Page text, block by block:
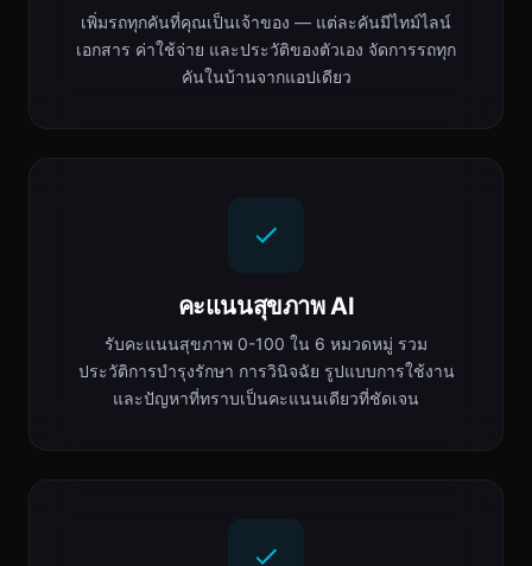
เพิ่มรถทุกคันที่คุณเป็นเจ้าของ — แต่ละคันมีไทม์ไลน์
เอกสาร ค่าใช้จ่าย และประวัติของตัวเอง จัดการรถทุก
คันในบ้านจากแอปเดียว
คะแนนสุขภาพ AI
รับคะแนนสุขภาพ 0-100 ใน 6 หมวดหมู่ รวม
ประวัติการบำรุงรักษา การวินิจฉัย รูปแบบการใช้งาน
และปัญหาที่ทราบเป็นคะแนนเดียวที่ชัดเจน